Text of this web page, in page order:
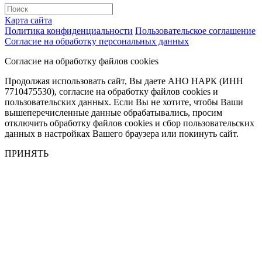
Карта сайта
Политика конфиденциальности Пользовательское соглашение
Согласие на обработку персональных данных
Согласие на обработку файлов cookies
Продолжая использовать сайт, Вы даете АНО НАРК (ИНН
7710475530), согласие на обработку файлов cookies и
пользовательских данных. Если Вы не хотите, чтобы Ваши
вышеперечисленные данные обрабатывались, просим
отключить обработку файлов cookies и сбор пользовательских
данных в настройках Вашего браузера или покинуть сайт.
ПРИНЯТЬ